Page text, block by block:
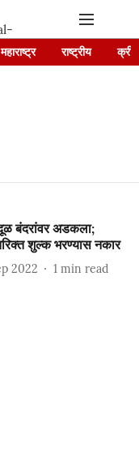
महाराष्ट्र राष्ट्रीय
बंदरांवर अडकला;
शुल्क भरण्यास नकार
2022 1 min read